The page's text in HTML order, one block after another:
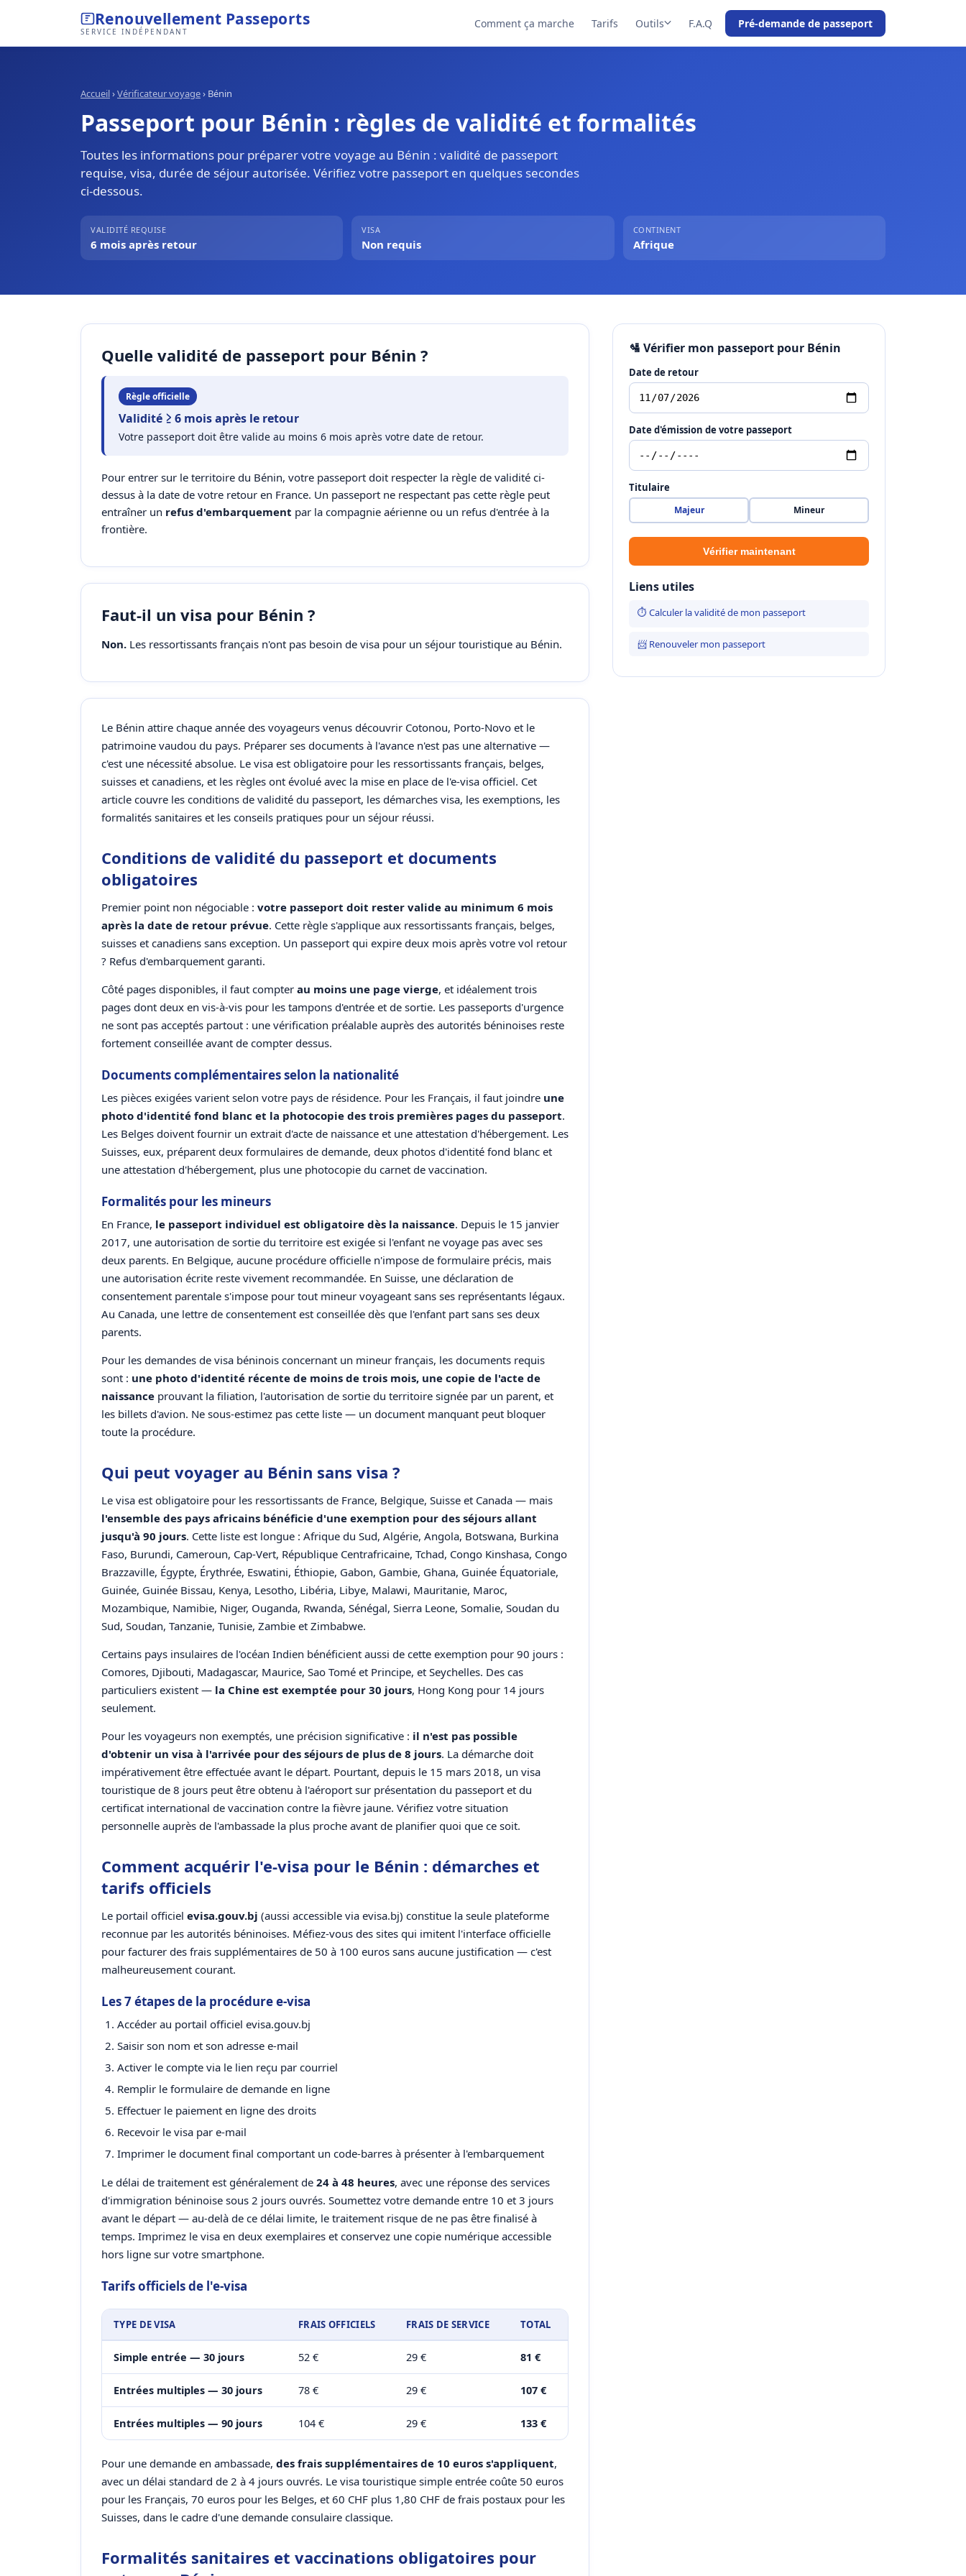
Renouvellement Passeports
SERVICE INDÉPENDANT
Comment ça marche Tarifs Outils F.A.Q Pré-demande de passeport
Accueil›Vérificateur voyage› Bénin
Passeport pour Bénin : règles de validité et formalités
Toutes les informations pour préparer votre voyage au Bénin : validité de passeport
requise, visa, durée de séjour autorisée. Vérifiez votre passeport en quelques secondes
ci-dessous.
VALIDITÉ REQUISE
6 mois après retour
VISA
Non requis
CONTINENT
Afrique
Quelle validité de passeport pour Bénin ?
Règle officielle
Validité ≥ 6 mois après le retour
Votre passeport doit être valide au moins 6 mois après votre date de retour.
Pour entrer sur le territoire du Bénin, votre passeport doit respecter la règle de validité ci-
dessus à la date de votre retour en France. Un passeport ne respectant pas cette règle peut
entraîner un refus d'embarquement par la compagnie aérienne ou un refus d'entrée à la
frontière.
Faut-il un visa pour Bénin ?
Non. Les ressortissants français n'ont pas besoin de visa pour un séjour touristique au Bénin.
Le Bénin attire chaque année des voyageurs venus découvrir Cotonou, Porto-Novo et le
patrimoine vaudou du pays. Préparer ses documents à l'avance n'est pas une alternative —
c'est une nécessité absolue. Le visa est obligatoire pour les ressortissants français, belges,
suisses et canadiens, et les règles ont évolué avec la mise en place de l'e-visa officiel. Cet
article couvre les conditions de validité du passeport, les démarches visa, les exemptions, les
formalités sanitaires et les conseils pratiques pour un séjour réussi.
Conditions de validité du passeport et documents
obligatoires
Premier point non négociable : votre passeport doit rester valide au minimum 6 mois
après la date de retour prévue. Cette règle s'applique aux ressortissants français, belges,
suisses et canadiens sans exception. Un passeport qui expire deux mois après votre vol retour
? Refus d'embarquement garanti.
Côté pages disponibles, il faut compter au moins une page vierge, et idéalement trois
pages dont deux en vis-à-vis pour les tampons d'entrée et de sortie. Les passeports d'urgence
ne sont pas acceptés partout : une vérification préalable auprès des autorités béninoises reste
fortement conseillée avant de compter dessus.
Documents complémentaires selon la nationalité
Les pièces exigées varient selon votre pays de résidence. Pour les Français, il faut joindre une
photo d'identité fond blanc et la photocopie des trois premières pages du passeport.
Les Belges doivent fournir un extrait d'acte de naissance et une attestation d'hébergement. Les
Suisses, eux, préparent deux formulaires de demande, deux photos d'identité fond blanc et
une attestation d'hébergement, plus une photocopie du carnet de vaccination.
Formalités pour les mineurs
En France, le passeport individuel est obligatoire dès la naissance. Depuis le 15 janvier
2017, une autorisation de sortie du territoire est exigée si l'enfant ne voyage pas avec ses
deux parents. En Belgique, aucune procédure officielle n'impose de formulaire précis, mais
une autorisation écrite reste vivement recommandée. En Suisse, une déclaration de
consentement parentale s'impose pour tout mineur voyageant sans ses représentants légaux.
Au Canada, une lettre de consentement est conseillée dès que l'enfant part sans ses deux
parents.
Pour les demandes de visa béninois concernant un mineur français, les documents requis
sont : une photo d'identité récente de moins de trois mois, une copie de l'acte de
naissance prouvant la filiation, l'autorisation de sortie du territoire signée par un parent, et
les billets d'avion. Ne sous-estimez pas cette liste — un document manquant peut bloquer
toute la procédure.
Qui peut voyager au Bénin sans visa ?
Le visa est obligatoire pour les ressortissants de France, Belgique, Suisse et Canada — mais
l'ensemble des pays africains bénéficie d'une exemption pour des séjours allant
jusqu'à 90 jours. Cette liste est longue : Afrique du Sud, Algérie, Angola, Botswana, Burkina
Faso, Burundi, Cameroun, Cap-Vert, République Centrafricaine, Tchad, Congo Kinshasa, Congo
Brazzaville, Égypte, Érythrée, Eswatini, Éthiopie, Gabon, Gambie, Ghana, Guinée Équatoriale,
Guinée, Guinée Bissau, Kenya, Lesotho, Libéria, Libye, Malawi, Mauritanie, Maroc,
Mozambique, Namibie, Niger, Ouganda, Rwanda, Sénégal, Sierra Leone, Somalie, Soudan du
Sud, Soudan, Tanzanie, Tunisie, Zambie et Zimbabwe.
Certains pays insulaires de l'océan Indien bénéficient aussi de cette exemption pour 90 jours :
Comores, Djibouti, Madagascar, Maurice, Sao Tomé et Principe, et Seychelles. Des cas
particuliers existent — la Chine est exemptée pour 30 jours, Hong Kong pour 14 jours
seulement.
Pour les voyageurs non exemptés, une précision significative : il n'est pas possible
d'obtenir un visa à l'arrivée pour des séjours de plus de 8 jours. La démarche doit
impérativement être effectuée avant le départ. Pourtant, depuis le 15 mars 2018, un visa
touristique de 8 jours peut être obtenu à l'aéroport sur présentation du passeport et du
certificat international de vaccination contre la fièvre jaune. Vérifiez votre situation
personnelle auprès de l'ambassade la plus proche avant de planifier quoi que ce soit.
Comment acquérir l'e-visa pour le Bénin : démarches et
tarifs officiels
Le portail officiel evisa.gouv.bj (aussi accessible via evisa.bj) constitue la seule plateforme
reconnue par les autorités béninoises. Méfiez-vous des sites qui imitent l'interface officielle
pour facturer des frais supplémentaires de 50 à 100 euros sans aucune justification — c'est
malheureusement courant.
Les 7 étapes de la procédure e-visa
Accéder au portail officiel evisa.gouv.bj
Saisir son nom et son adresse e-mail
Activer le compte via le lien reçu par courriel
Remplir le formulaire de demande en ligne
Effectuer le paiement en ligne des droits
Recevoir le visa par e-mail
Imprimer le document final comportant un code-barres à présenter à l'embarquement
Le délai de traitement est généralement de 24 à 48 heures, avec une réponse des services
d'immigration béninoise sous 2 jours ouvrés. Soumettez votre demande entre 10 et 3 jours
avant le départ — au-delà de ce délai limite, le traitement risque de ne pas être finalisé à
temps. Imprimez le visa en deux exemplaires et conservez une copie numérique accessible
hors ligne sur votre smartphone.
Tarifs officiels de l'e-visa
TYPE DE VISA FRAIS OFFICIELS FRAIS DE SERVICE TOTAL
Simple entrée — 30 jours 52 € 29 € 81 €
Entrées multiples — 30 jours 78 € 29 € 107 €
Entrées multiples — 90 jours 104 € 29 € 133 €
Pour une demande en ambassade, des frais supplémentaires de 10 euros s'appliquent,
avec un délai standard de 2 à 4 jours ouvrés. Le visa touristique simple entrée coûte 50 euros
pour les Français, 70 euros pour les Belges, et 60 CHF plus 1,80 CHF de frais postaux pour les
Suisses, dans le cadre d'une demande consulaire classique.
Formalités sanitaires et vaccinations obligatoires pour
🛂 Vérifier mon passeport pour Bénin
Date de retour
Date d'émission de votre passeport
Titulaire
Majeur Mineur
Vérifier maintenant
Liens utiles
⏱ Calculer la validité de mon passeport
📨 Renouveler mon passeport